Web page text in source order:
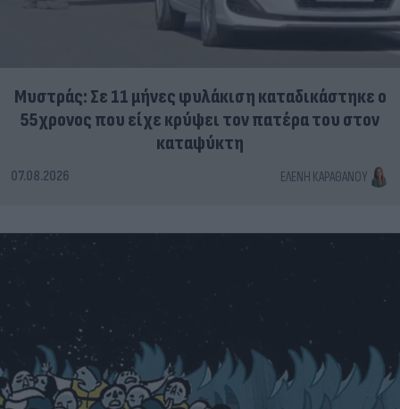
Μυστράς: Σε 11 μήνες φυλάκιση καταδικάστηκε ο
55χρονος που είχε κρύψει τον πατέρα του στον
καταψύκτη
07.08.2026 ΕΛΈΝΗ ΚΑΡΑΘΆΝΟΥ